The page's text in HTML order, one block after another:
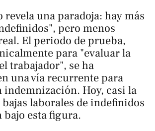
revela una paradoja: hay más
pero menos
El periodo de prueba,
para "evaluar la
trabajador", se ha
una vía recurrente para
indemnización. Hoy, casi la
laborales de indefinidos
bajo esta figura.